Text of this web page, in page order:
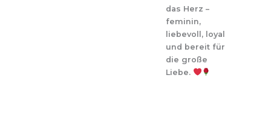
das Herz –
feminin,
liebevoll, loyal
und bereit für
die große
Liebe.